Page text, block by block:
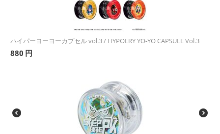
ハイパーヨーヨーカプセル vol.3 / HYPOERY YO-YO CAPSULE Vol.3
880 円